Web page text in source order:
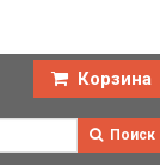
Корзина
Поиск